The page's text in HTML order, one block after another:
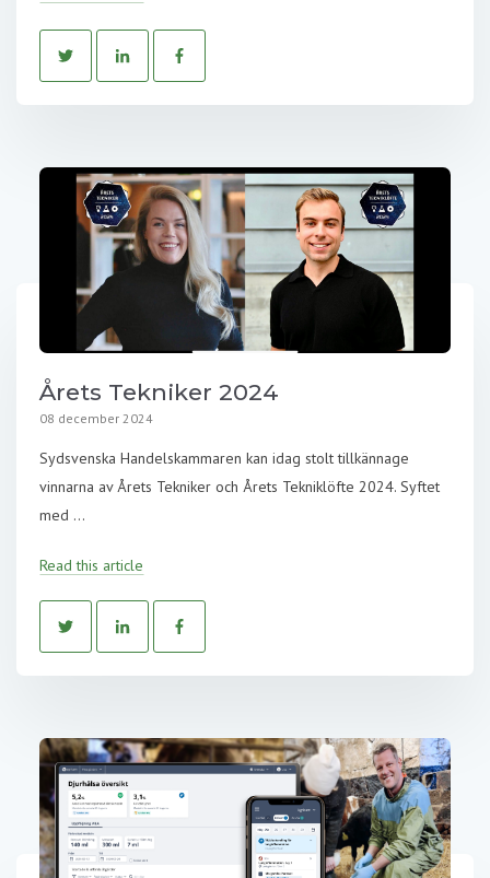
Årets Tekniker 2024
08 december 2024
Sydsvenska Handelskammaren kan idag stolt tillkännage
vinnarna av Årets Tekniker och Årets Tekniklöfte 2024. Syftet
med ...
Read this article